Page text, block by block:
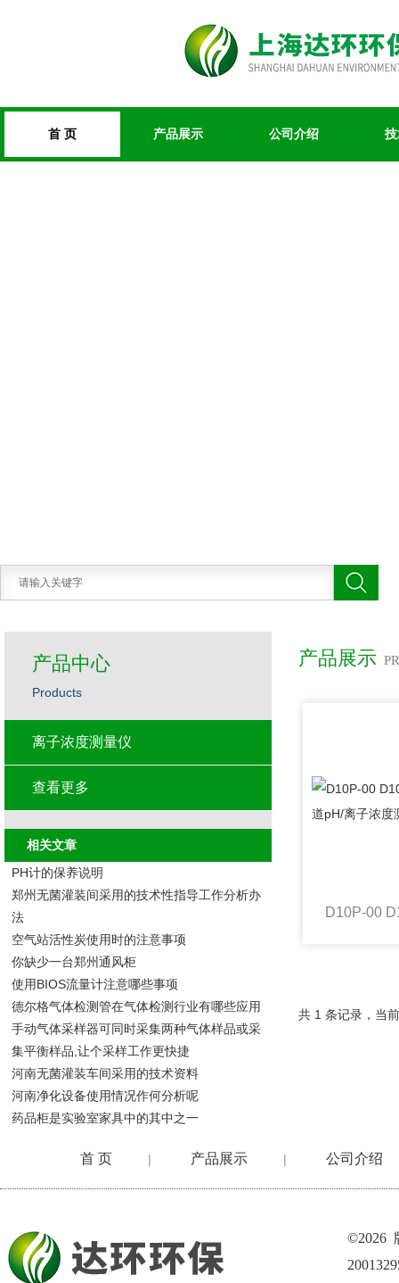
首 页 产品展示 公司介绍
产品展示
共 1 条记录，当
产品中心
Products
离子浓度测量仪
查看更多
相关文章
PH计的保养说明
郑州无菌灌装间采用的技术性指导工作分析办
法
空气站活性炭使用时的注意事项
你缺少一台郑州通风柜
使用BIOS流量计注意哪些事项
德尔格气体检测管在气体检测行业有哪些应用
手动气体采样器可同时采集两种气体样品或采
集平衡样品,让个采样工作更快捷
河南无菌灌装车间采用的技术资料
河南净化设备使用情况作何分析呢
药品柜是实验室家具中的其中之一
首 页 | 产品展示 | 公司介绍
©2026